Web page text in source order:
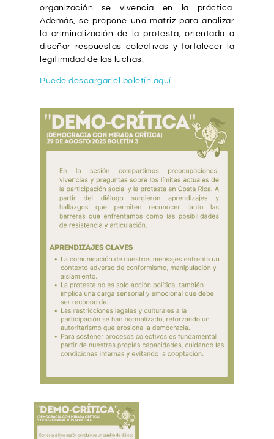
organización se vivencia en la práctica.
Además, se propone una matriz para analizar
la criminalización de la protesta, orientada a
diseñar respuestas colectivas y fortalecer la
legitimidad de las luchas.
Puede descargar el boletín aquí.